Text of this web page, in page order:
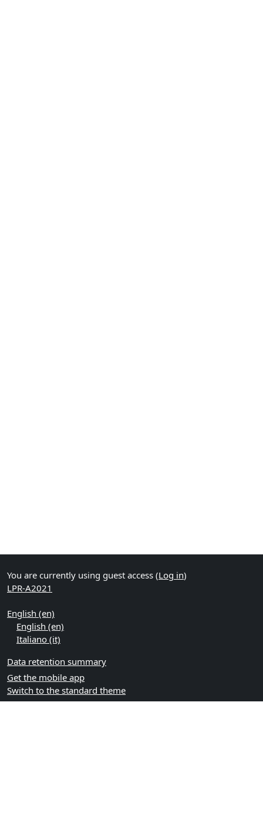
You are currently using guest access (Log in)
LPR-A2021
English ‎(en)‎
English ‎(en)‎
Italiano ‎(it)‎
Data retention summary
Get the mobile app
Switch to the standard theme